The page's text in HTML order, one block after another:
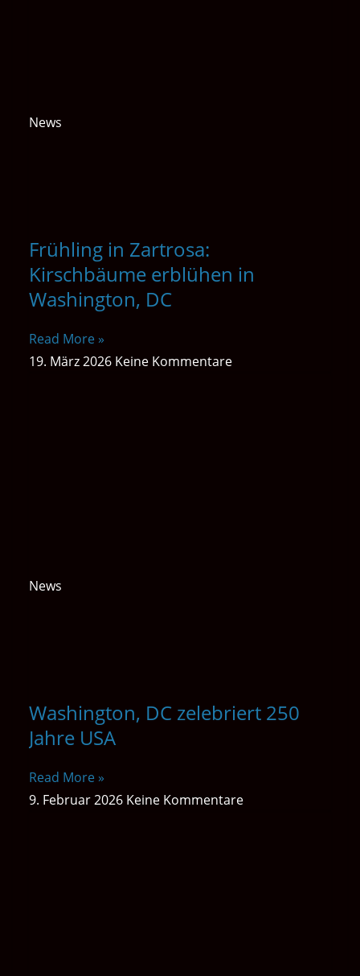
News
Frühling in Zartrosa:
Kirschbäume erblühen in
Washington, DC
Read More »
19. März 2026 Keine Kommentare
News
Washington, DC zelebriert 250
Jahre USA
Read More »
9. Februar 2026 Keine Kommentare